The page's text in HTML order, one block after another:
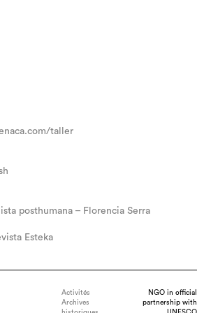
taller
posthumana – Florencia Serra
Esteka
Activités
Archives
NGO in official
partnership with